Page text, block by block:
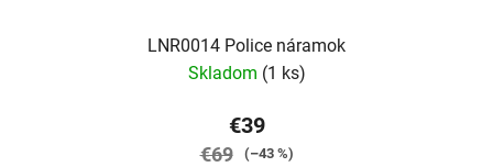
LNR0014 Police náramok
Skladom (1 ks)
€39
€69 (–43 %)